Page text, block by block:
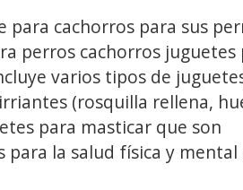
para cachorros para sus
perros cachorros juguetes
varios tipos de
(rosquilla rellena,
para masticar que son
para la salud física y mental